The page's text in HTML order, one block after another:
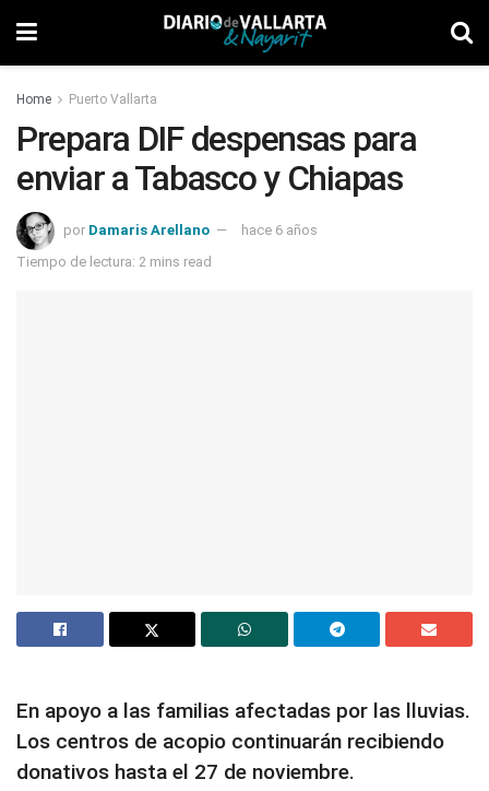
Home Puerto Vallarta
Prepara DIF despensas para
enviar a Tabasco y Chiapas
por Damaris Arellano
hace 6 años
Tiempo de lectura: 2 mins read
En apoyo a las familias afectadas por las lluvias.
Los centros de acopio continuarán recibiendo
donativos hasta el 27 de noviembre.